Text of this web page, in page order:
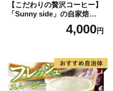
【こだわりの贅沢コーヒー】
「Sunny side」の自家焙煎珈
琲ストロングブレンド（100
4,000円